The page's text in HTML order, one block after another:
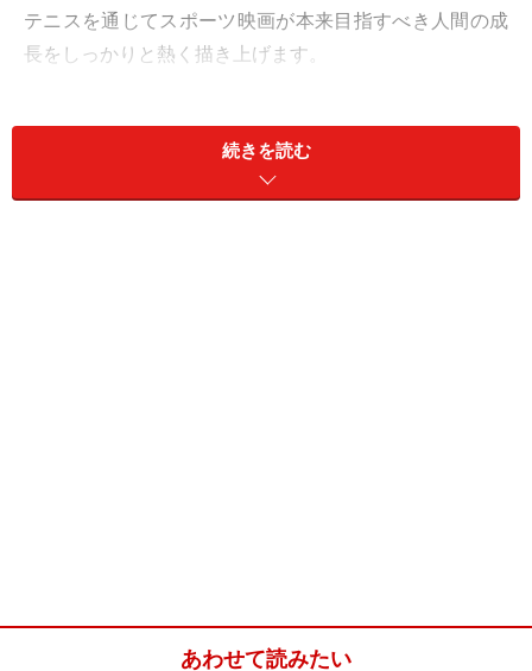
テニスを通じてスポーツ映画が本来目指すべき人間の成
長をしっかりと熱く描き上げます。
即ち普遍的なテーマを扱った作品なので30年以上経った
今も古びることはありません。
続きを読む
あわせて読みたい